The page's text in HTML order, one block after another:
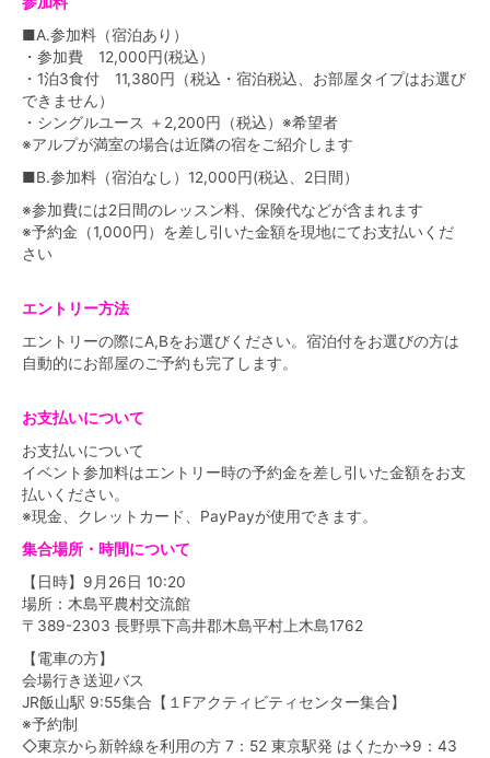
■A.参加料（宿泊あり）
・参加費 12,000円(税込）
・1泊3食付 11,380円（税込・宿泊税込、お部屋タイプはお選び
できません）
・シングルユース ＋2,200円（税込）※希望者
※アルプが満室の場合は近隣の宿をご紹介します
■B.参加料（宿泊なし）12,000円(税込、2日間）
※参加費には2日間のレッスン料、保険代などが含まれます
※予約金（1,000円）を差し引いた金額を現地にてお支払いくだ
さい
エントリー方法
エントリーの際にA,Bをお選びください。宿泊付をお選びの方は
自動的にお部屋のご予約も完了します。
お支払いについて
お支払いについて
イベント参加料はエントリー時の予約金を差し引いた金額をお支
払いください。
※現金、クレットカード、PayPayが使用できます。
集合場所・時間について
【日時】9月26日 10:20
場所：木島平農村交流館
〒389-2303 長野県下高井郡木島平村上木島1762
【電車の方】
会場行き送迎バス
JR飯山駅 9:55集合【１Fアクティビティセンター集合】
※予約制
◇東京から新幹線を利用の方 7：52 東京駅発 はくたか→9：43